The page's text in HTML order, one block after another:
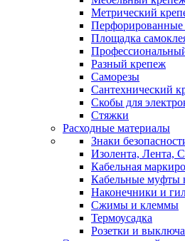
Метрический
Перфорированные
Площадка
Разный крепеж
Саморезы
Сантехнический
Скобы для
Стяжки
Расходные материалы
Знаки
Изолента, Лента,
Кабельная
Кабельные муфты
Наконечники и
Сжимы и клеммы
Термоусадка
Розетки и